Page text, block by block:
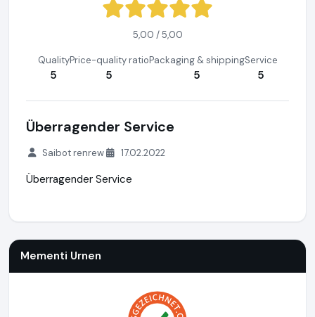
5,00 / 5,00
Quality
5
Price-quality ratio
5
Packaging & shipping
5
Service
5
Überragender Service
Saibot renrew 17.02.2022
Überragender Service
Mementi Urnen